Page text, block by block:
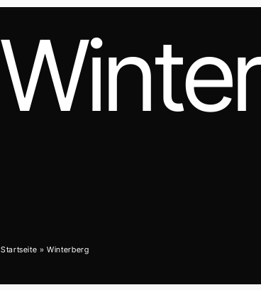
Startseite »Winterberg